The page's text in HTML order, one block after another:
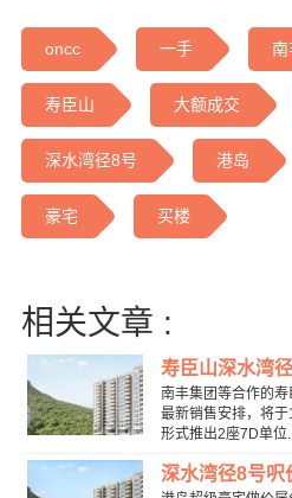
oncc 一手 南
寿臣山 大额成交
深水湾径8号 港岛
豪宅 买楼
相关文章 :
寿臣山深水湾
南丰集团等合作的
最新销售安排，将
形式推出2座7D单位
深水湾径8号